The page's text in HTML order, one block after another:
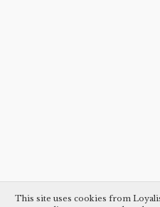
This site uses cookies from